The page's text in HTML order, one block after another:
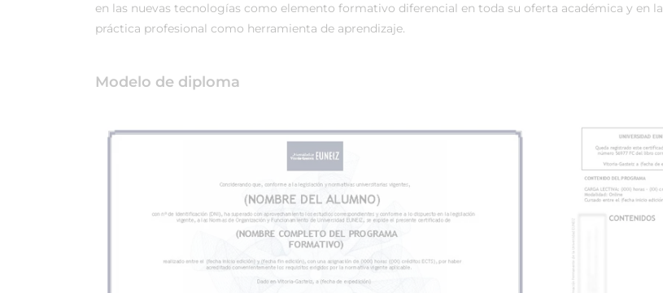
en las nuevas tecnologías como elemento formativo diferencial en toda su oferta académica y en la
práctica profesional como herramienta de aprendizaje.
Modelo de diploma